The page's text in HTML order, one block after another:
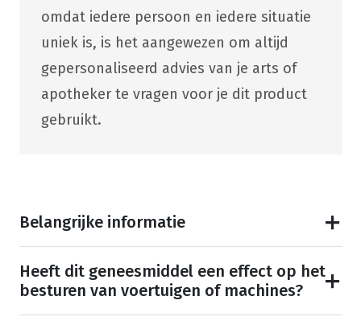
omdat iedere persoon en iedere situatie
uniek is, is het aangewezen om altijd
gepersonaliseerd advies van je arts of
apotheker te vragen voor je dit product
gebruikt.
Belangrijke informatie
Heeft dit geneesmiddel een effect op het
besturen van voertuigen of machines?